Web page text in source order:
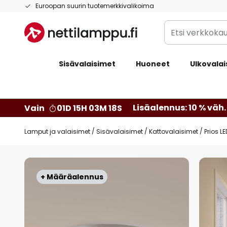
Euroopan suurin tuotemerkkivalikoima
Skip
Content
Etsi
verkkokaupan
Sisävalaisimet Huoneet
Vain 01D 15H 03M 17S Lisäalennus: 10 %
Lamput ja valaisimet Sisävalaisimet Kattovalaisimet Prios
+ Määräalennus
Skip